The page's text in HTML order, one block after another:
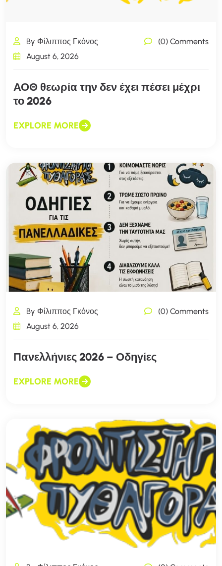
By Φίλιππος Γκόνος
(0) Comments
August 6, 2026
ΑΟΘ θεωρία την δεν έχει πέσει μέχρι
το 2026
EXPLORE MORE
By Φίλιππος Γκόνος
(0) Comments
August 6, 2026
Πανελλήνιες 2026 – Οδηγίες
EXPLORE MORE